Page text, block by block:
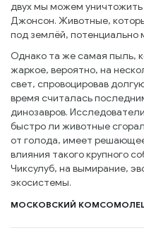
двух мы можем
Джонсон. Животные,
под землёй, потенциально
Однако та же самая пыль,
жаркое, вероятно, на
свет, спровоцировав
время считалась
динозавров.
быстро ли животные
от голода, имеет
влияния такого крупного
Чиксулуб, на вымирание,
экосистемы.
МОСКОВСКИЙ